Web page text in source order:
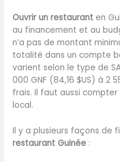
Ouvrir un restaurant en
au financement et au
n’a pas de montant
totalité dans un compte
varient selon le type de
000 GNF (84,16 $US) à 2
frais. Il faut aussi
local.
Il y a plusieurs façons de
restaurant Guinée :